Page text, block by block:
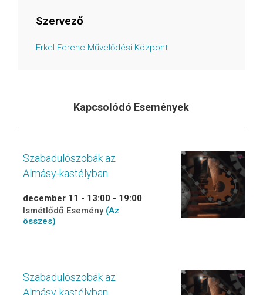
Szervező
Erkel Ferenc Művelődési Központ
Kapcsolódó Események
Szabadulószobák az
Almásy-kastélyban
december 11 - 13:00 - 19:00
Ismétlődő Esemény (Az
összes)
Szabadulószobák az